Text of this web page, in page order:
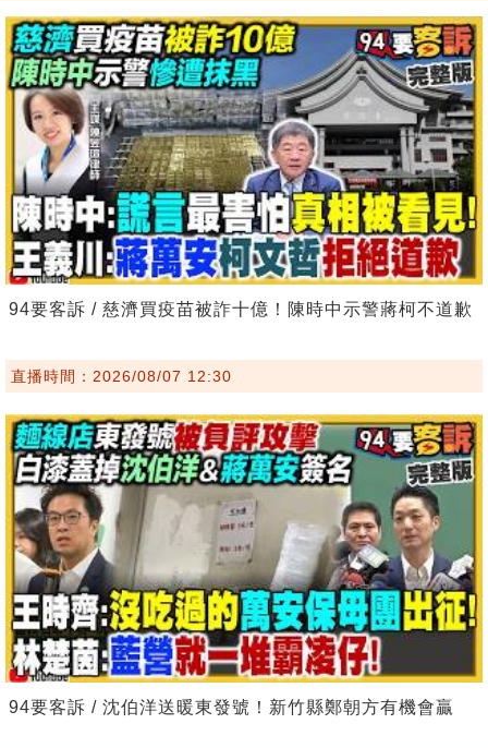
94要客訴 / 慈濟買疫苗被詐十億！陳時中示警蔣柯不道歉
直播時間：2026/08/07 12:30
94要客訴 / 沈伯洋送暖東發號！新竹縣鄭朝方有機會贏